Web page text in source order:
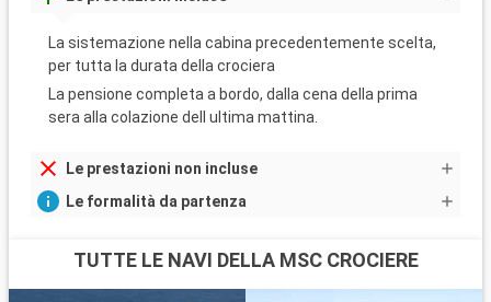
La sistemazione nella cabina precedentemente scelta,
per tutta la durata della crociera
La pensione completa a bordo, dalla cena della prima
sera alla colazione dell ultima mattina.
Le prestazioni non incluse
Le formalità da partenza
TUTTE LE NAVI DELLA MSC CROCIERE